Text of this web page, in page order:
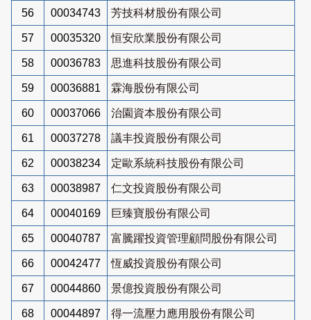
56 00034743 芳技科材股份有限公司
57 00035320 恒安欣業股份有限公司
58 00036783 思進科技股份有限公司
59 00036881 霖海股份有限公司
60 00037066 治園資本股份有限公司
61 00037278 議丰投資股份有限公司
62 00038234 定歐系統科技股份有限公司
63 00038987 仁文投資股份有限公司
64 00040169 巨臻寶股份有限公司
65 00040787 富騰躍投資管理顧問股份有限公司
66 00042477 恆威投資股份有限公司
67 00044860 景億投資股份有限公司
68 00044897 得一流壓力應用股份有限公司